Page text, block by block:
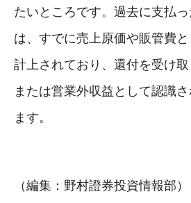
たいところです。過去に支払
は、すでに売上原価や販管費
計上されており、還付を受け
または営業外収益として認識
ます。
（編集：野村證券投資情報部）